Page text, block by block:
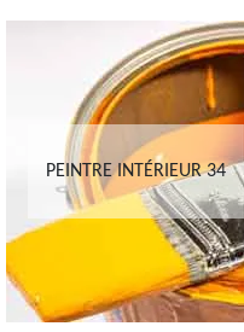
PEINTRE INTÉRIEUR 34